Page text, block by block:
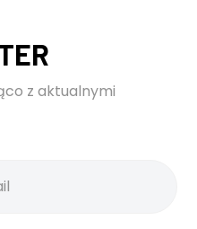
z aktualnymi